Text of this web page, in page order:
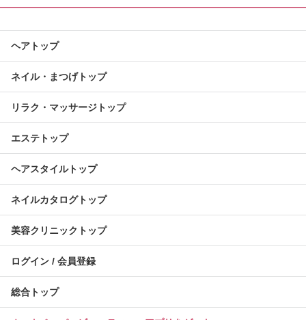
ヘアトップ
ネイル・まつげトップ
リラク・マッサージトップ
エステトップ
ヘアスタイルトップ
ネイルカタログトップ
美容クリニックトップ
ログイン / 会員登録
総合トップ